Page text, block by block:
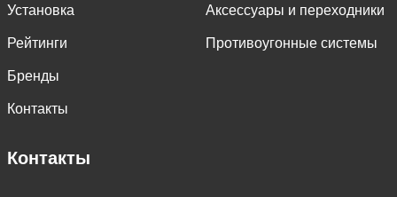
Установка
Рейтинги
Бренды
Контакты
Аксессуары и переходники
Противоугонные системы
Контакты